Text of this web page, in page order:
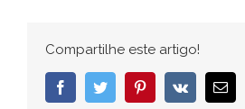
Compartilhe este artigo!
FacebookTwitter PinterestVk
E-
mail